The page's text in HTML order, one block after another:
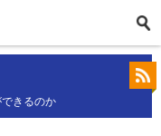
きるのか